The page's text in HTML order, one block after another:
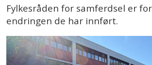
Fylkesråden for samferdsel er
endringen de har innført.